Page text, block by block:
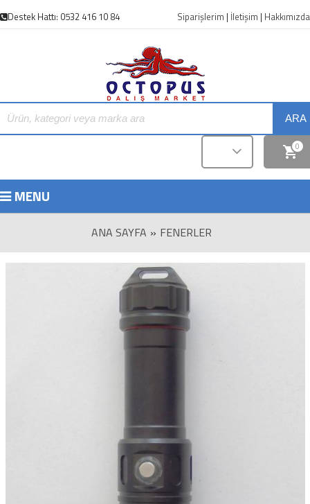
Destek Hattı: 0532 416 10 84 Siparişlerim | İletişim | Hakkımızda
ARA
0
MENU
ANA SAYFA » FENERLER